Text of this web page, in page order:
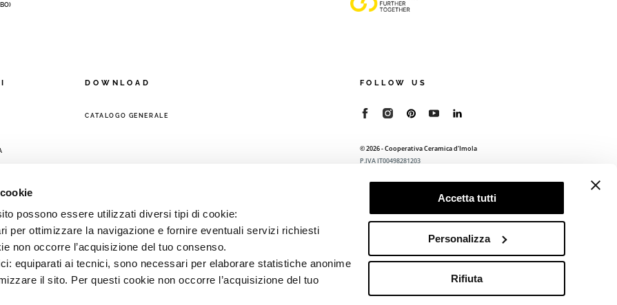
possono essere utilizzati diversi tipi di cookie:
per ottimizzare la navigazione e fornire eventuali servizi richiesti
non occorre l’acquisizione del tuo consenso.
equiparati ai tecnici, sono necessari per elaborare statistiche anonime
il sito. Per questi cookie non occorre l’acquisizione del tuo
Accetta tutti
Personalizza
Rifiuta
DOWNLOAD
CATALOGO GENERALE
FOLLOW US
© 2026 - Cooperativa Ceramica d’Imola
P.IVA IT00498281203
R.E.A. BO 5545
Cookie policy—Preferenze